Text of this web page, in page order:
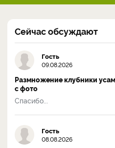
Сейчас обсуждают
Гость
09.08.2026
Размножение клубники
с фото
Спасибо...
Гость
08.08.2026